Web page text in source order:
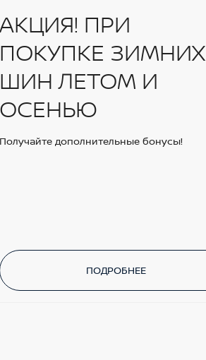
АКЦИЯ! ПРИ
ПОКУПКЕ ЗИМНИХ
ШИН ЛЕТОМ И
ОСЕНЬЮ
Получайте дополнительные бонусы!
ПОДРОБНЕЕ